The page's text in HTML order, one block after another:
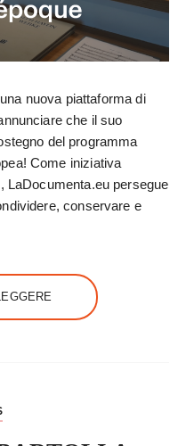
nuova piattaforma di
che il suo
del programma
Come iniziativa
LaDocumenta.eu persegue
conservare e